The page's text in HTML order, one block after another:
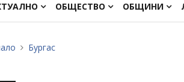
ОБЩЕСТВО ОБЩИНИ
Бургас